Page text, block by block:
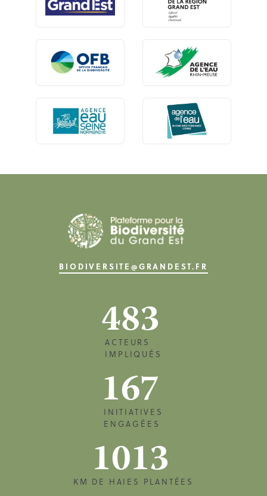
BIODIVERSITE@GRANDEST.FR
483
ACTEURS
IMPLIQUÉS
167
INITIATIVES
ENGAGÉES
1013
KM DE HAIES PLANTÉES